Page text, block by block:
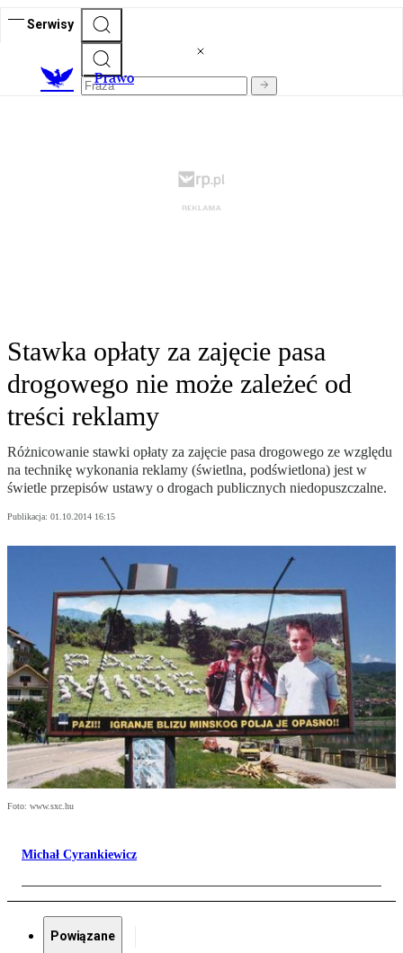
Serwisy
Prawo
Stawka opłaty za zajęcie pasa
drogowego nie może zależeć od
treści reklamy
Różnicowanie stawki opłaty za zajęcie pasa drogowego ze względu
na technikę wykonania reklamy (świetlna, podświetlona) jest w
świetle przepisów ustawy o drogach publicznych niedopuszczalne.
Publikacja: 01.10.2014 16:15
Foto: www.sxc.hu
Michał Cyrankiewicz
Powiązane